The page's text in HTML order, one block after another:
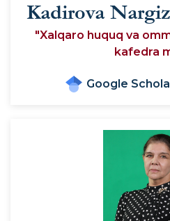
Kadirova
"Xalqaro huquq va
kafedra
Google